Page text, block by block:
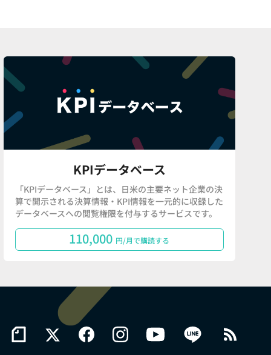
KPIデータベース
「KPIデータベース」とは、日米の主要ネット企業の決
算で開示される決算情報・KPI情報を一元的に収録した
データベースへの閲覧権限を付与するサービスです。
110,000 円/月で購読する